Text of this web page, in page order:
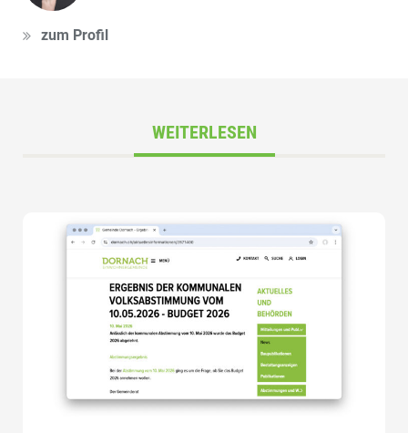
zum Profil
WEITERLESEN